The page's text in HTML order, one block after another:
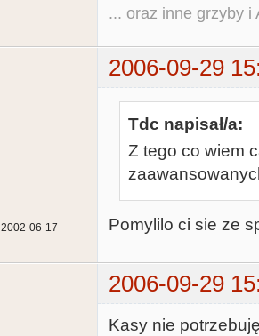
... oraz inne grzyby i
2006-09-29
2002-06-17
Tdc napisał/a:
Z tego co wiem
Pomylilo ci sie ze
2006-09-29
Kasy nie